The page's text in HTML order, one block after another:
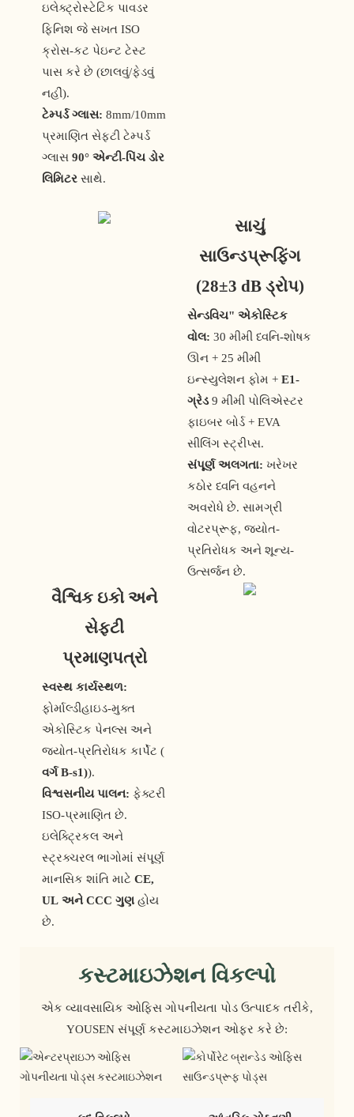
ઇલેક્ટ્રોસ્ટેટિક પાવડર
ફિનિશ જે સખત ISO
ક્રોસ-કટ પેઇન્ટ ટેસ્ટ
પાસ કરે છે (છાલવું/ફેડવું
નહીં).
ટેમ્પર્ડ ગ્લાસ: 8mm/10mm
પ્રમાણિત સેફ્ટી ટેમ્પર્ડ
ગ્લાસ90° એન્ટી-પિંચ ડોર
લિમિટર સાથે.
સાચું
સાઉન્ડપ્રૂફિંગ
(28±3 dB ડ્રોપ)
સેન્ડવિચ" એકોસ્ટિક
વોલ: 30 મીમી ધ્વનિ-શોષક
ઊન + 25 મીમી
ઇન્સ્યુલેશન ફોમ +E1-
ગ્રેડ9 મીમી પોલિએસ્ટર
ફાઇબર બોર્ડ + EVA
સીલિંગ સ્ટ્રીપ્સ.
સંપૂર્ણ અલગતા: ખરેખર
કઠોર ધ્વનિ વહનને
અવરોધે છે. સામગ્રી
વોટરપ્રૂફ, જ્યોત-
પ્રતિરોધક અને શૂન્ય-
ઉત્સર્જન છે.
વૈશ્વિક ઇકો અને
સેફ્ટી
પ્રમાણપત્રો
સ્વસ્થ કાર્યસ્થળ:
ફોર્માલ્ડીહાઇડ-મુક્ત
એકોસ્ટિક પેનલ્સ અને
જ્યોત-પ્રતિરોધક કાર્પેટ (
વર્ગ B-s1)).
વિશ્વસનીય પાલન: ફેક્ટરી
ISO-પ્રમાણિત છે.
ઇલેક્ટ્રિકલ અને
સ્ટ્રક્ચરલ ભાગોમાં સંપૂર્ણ
માનસિક શાંતિ માટેCE,
UL અને CCC ગુણ હોય
છે.
કસ્ટમાઇઝેશન વિકલ્પો
એક વ્યાવસાયિક ઓફિસ ગોપનીયતા પોડ ઉત્પાદક તરીકે,
YOUSEN સંપૂર્ણ કસ્ટમાઇઝેશન ઓફર કરે છે: